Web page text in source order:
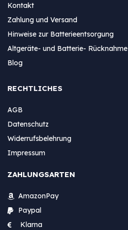
Kontakt
Zahlung und Versand
Hinweise zur Batterieentsorgung
Altgeräte- und Batterie- Rücknahme
Blog
RECHTLICHES
AGB
Datenschutz
Widerrufsbelehrung
Impressum
ZAHLUNGSARTEN
AmazonPay
Paypal
Klarna